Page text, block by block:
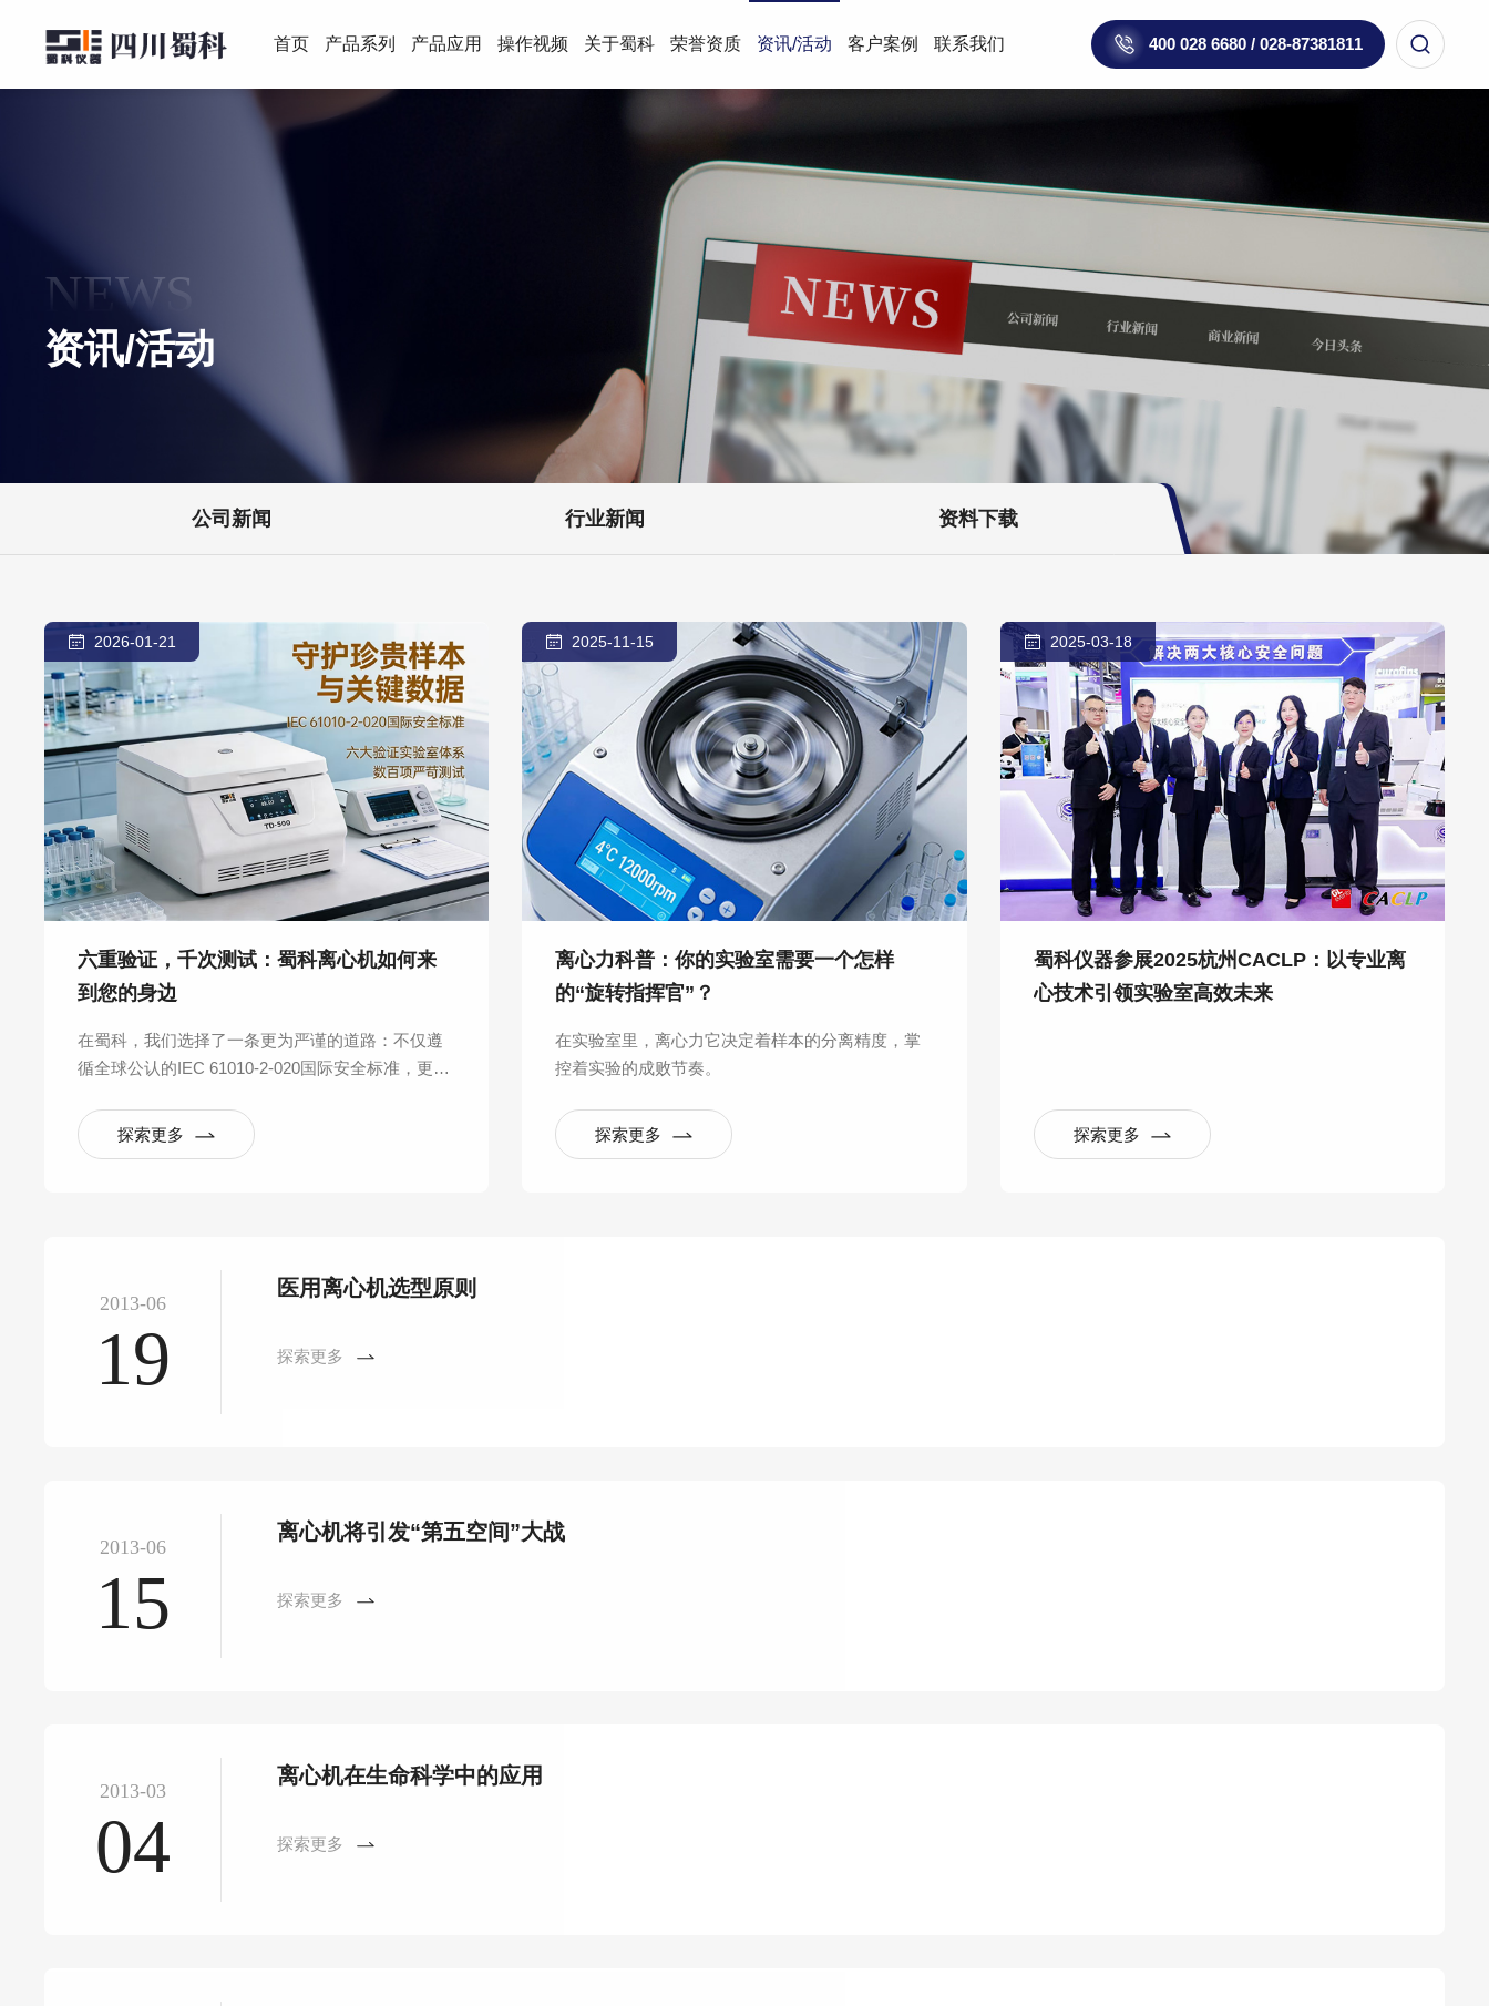
400 028 6680 / 028-87381811
首页 产品系列 产品应用 操作视频 关于蜀科 荣誉资质 资讯/活动 客户案例 联系我们
NEWS
资讯/活动
公司新闻 行业新闻 资料下载
2026-01-21
六重验证，千次测试：蜀科离心机如何来
到您的身边
在蜀科，我们选择了一条更为严谨的道路：不仅遵
循全球公认的IEC 61010-2-020国际安全标准，更反
系，将“安全可靠”从一句口号，拆解为数百项可量
化、可重复的严苛测试。
探索更多
2025-11-15
离心力科普：你的实验室需要一个怎样
的“旋转指挥官”？
在实验室里，离心力它决定着样本的分离精度，掌
控着实验的成败节奏。
探索更多
2025-03-18
蜀科仪器参展2025杭州CACLP：以专业离
心技术引领实验室高效未来
探索更多
2013-06
19
医用离心机选型原则
探索更多
2013-06
15
离心机将引发“第五空间”大战
探索更多
2013-03
04
离心机在生命科学中的应用
探索更多